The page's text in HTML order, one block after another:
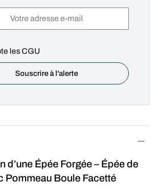
les CGU
d’une Épée Forgée – Épée de
Pommeau Boule Facetté